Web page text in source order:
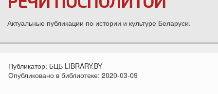
Актуальные публикации по истории и культуре Беларуси.
Публикатор: БЦБ LIBRARY.BY
Опубликовано в библиотеке: 2020-03-09